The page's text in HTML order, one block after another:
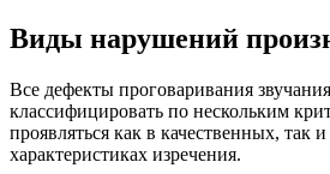
Виды нарушений
Все дефекты проговаривания
классифицировать по нескольким
проявляться как в качественных, так
характеристиках изречения.